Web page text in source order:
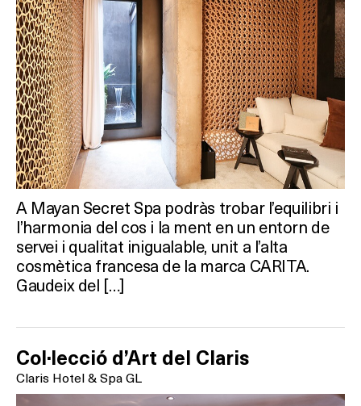
A Mayan Secret Spa podràs trobar l’equilibri i
l’harmonia del cos i la ment en un entorn de
servei i qualitat inigualable, unit a l’alta
cosmètica francesa de la marca CARITA.
Gaudeix del […]
Col·lecció d’Art del Claris
Claris Hotel & Spa GL